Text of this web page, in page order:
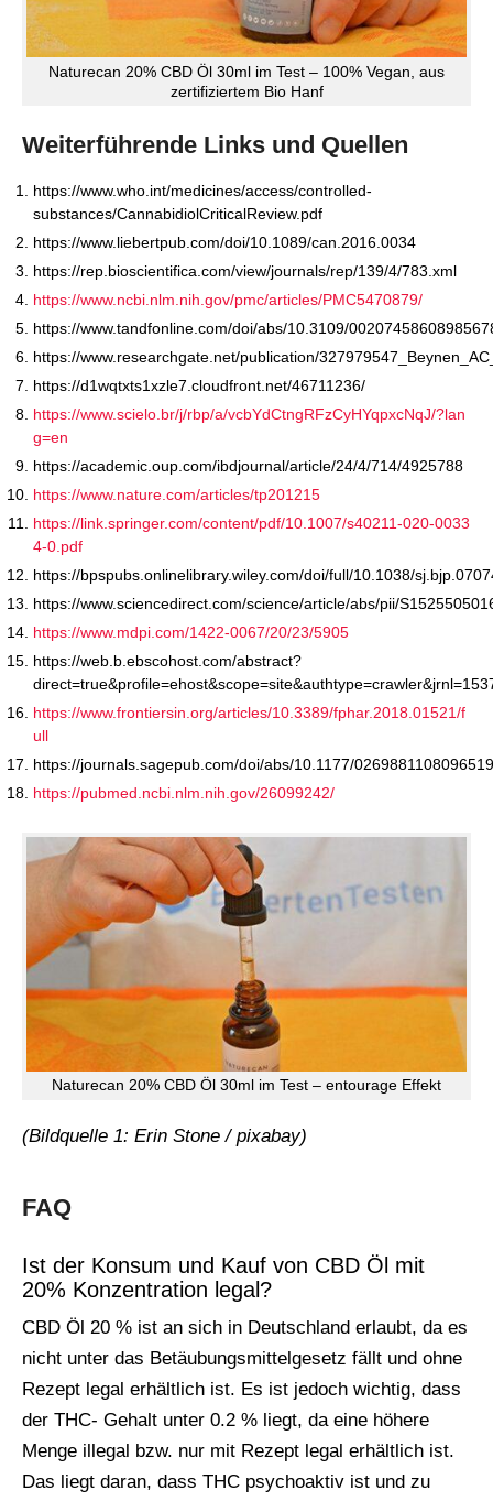
Naturecan 20% CBD Öl 30ml im Test – 100% Vegan, aus
zertifiziertem Bio Hanf
Weiterführende Links und Quellen
https://www.who.int/medicines/access/controlled-
substances/CannabidiolCriticalReview.pdf
https://www.liebertpub.com/doi/10.1089/can.2016.0034
https://rep.bioscientifica.com/view/journals/rep/139/4/783.xml
https://www.ncbi.nlm.nih.gov/pmc/articles/PMC5470879/
https://www.tandfonline.com/doi/abs/10.3109/
https://www.researchgate.net/publication/
https://d1wqtxts1xzle7.cloudfront.net/46711236/
https://www.scielo.br/j/rbp/a/vcbYdCtngRFzCyHYqpxcNqJ/?lan
g=en
https://academic.oup.com/ibdjournal/article/24/4/714/4925788
https://www.nature.com/articles/tp201215
https://link.springer.com/content/pdf/10.1007/s40211-020-0033
4-0.pdf
https://bpspubs.onlinelibrary.wiley.com/doi/full/10.1038/
https://www.sciencedirect.com/science/article/abs/pii/
https://www.mdpi.com/1422-0067/20/23/5905
https://web.b.ebscohost.com/abstract?
https://www.frontiersin.org/articles/10.3389/fphar.2018.01521/f
ull
https://journals.sagepub.com/doi/abs/10.1177/0269881108096519
https://pubmed.ncbi.nlm.nih.gov/26099242/
Naturecan 20% CBD Öl 30ml im Test – entourage Effekt
(Bildquelle 1: Erin Stone / pixabay)
FAQ
Ist der Konsum und Kauf von CBD Öl mit
20% Konzentration legal?
CBD Öl 20 % ist an sich in Deutschland erlaubt, da es
nicht unter das Betäubungsmittelgesetz fällt und ohne
Rezept legal erhältlich ist. Es ist jedoch wichtig, dass
der THC- Gehalt unter 0.2 % liegt, da eine höhere
Menge illegal bzw. nur mit Rezept legal erhältlich ist.
Das liegt daran, dass THC psychoaktiv ist und zu